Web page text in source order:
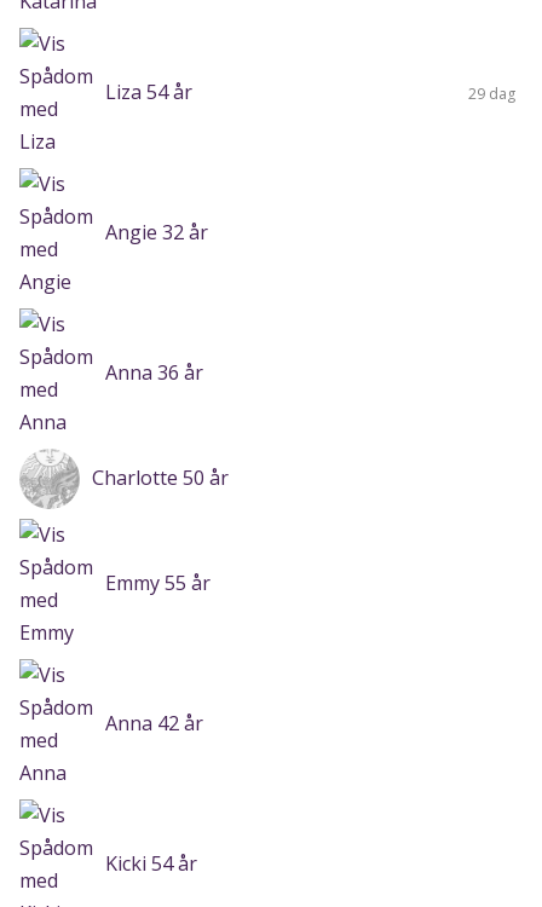
Liza 54 år 29 dag
Angie 32 år
Anna 36 år
Charlotte 50 år
Emmy 55 år
Anna 42 år
Kicki 54 år